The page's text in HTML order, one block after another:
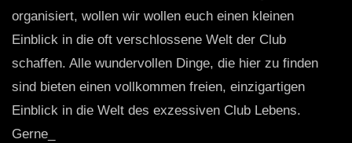
organisiert, wollen wir wollen euch einen kleinen
Einblick in die oft verschlossene Welt der Club
schaffen. Alle wundervollen Dinge, die hier zu finden
sind bieten einen vollkommen freien, einzigartigen
Einblick in die Welt des exzessiven Club Lebens.
Gerne_